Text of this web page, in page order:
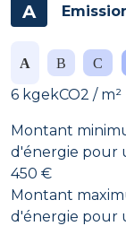
A
6 kgekCO2 / m²
Montant
d'énergie pour
450 €
Montant
d'énergie pour